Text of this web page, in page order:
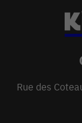
Rue des